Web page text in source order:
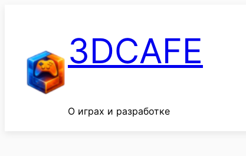
содержимому3DCAFE
О играх и разработке